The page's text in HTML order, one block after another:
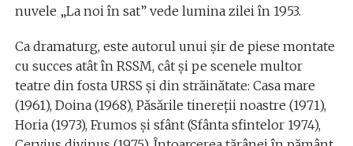
nuvele „La noi în sat” vede lumina zilei în 1953.
Ca dramaturg, este autorul unui şir de piese montate
cu succes atât în RSSM, cât şi pe scenele multor
teatre din fosta URSS şi din străinătate: Casa mare
(1961), Doina (1968), Păsările tinereţii noastre (1971),
Horia (1973), Frumos şi sfânt (Sfânta sfintelor 1974),